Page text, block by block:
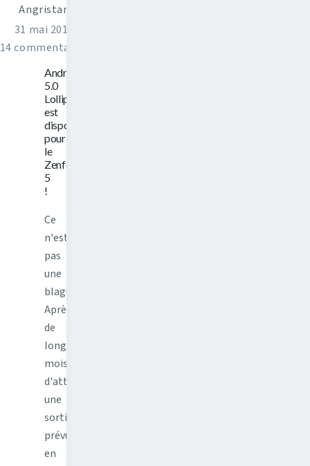
Angristan
31 mai 2015
14 commentaires
Android
5.0
Lollipop
est
disponible
pour
le
Zenfone
5
!
Ce
n'est
pas
une
blague.
Après
de
longs
mois
d'attentes,
une
sortie
prévue
en